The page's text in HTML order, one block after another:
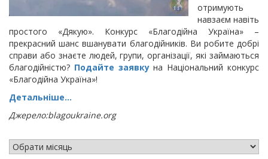
отримують
навзаєм навіть
простого «Дякую». Конкурс «Благодійна Україна» –
прекрасний шанс вшанувати благодійників. Ви робите добрі
справи або знаєте людей, групи, організації, які займаються
благодійністю? Подайте заявкуна Національний конкурс
«Благодійна Україна»!
Детальніше…
Джерело:blagoukraine.org